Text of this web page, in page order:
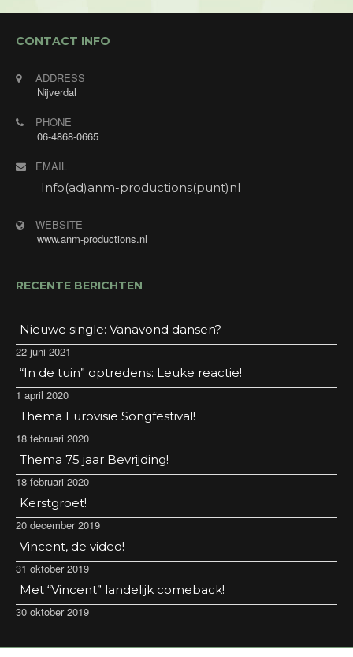
CONTACT INFO
ADDRESS
Nijverdal
PHONE
06-4868-0665
EMAIL
Info(ad)anm-productions(punt)nl
WEBSITE
www.anm-productions.nl
RECENTE BERICHTEN
Nieuwe single: Vanavond dansen?
22 juni 2021
“In de tuin” optredens: Leuke reactie!
1 april 2020
Thema Eurovisie Songfestival!
18 februari 2020
Thema 75 jaar Bevrijding!
18 februari 2020
Kerstgroet!
20 december 2019
Vincent, de video!
31 oktober 2019
Met “Vincent” landelijk comeback!
30 oktober 2019